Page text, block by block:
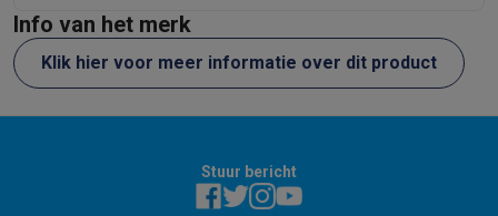
Info van het merk
Klik hier voor meer informatie over dit product
Stuur bericht